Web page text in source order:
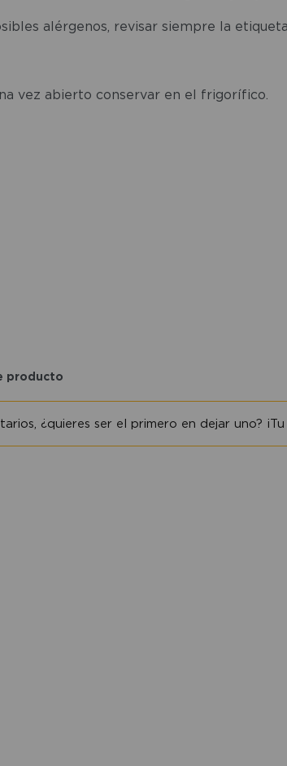
alérgenos, revisar siempre la
vez abierto conservar en el frigorífico.
producto
¿quieres ser el primero en dejar uno?